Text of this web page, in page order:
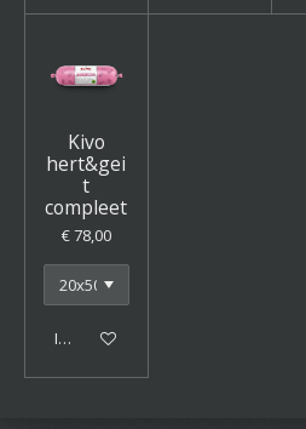
Kivo
hert&gei
t
compleet
€ 78,00
In winkelwagen